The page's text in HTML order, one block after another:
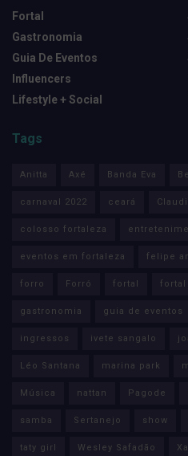
Fortal
Gastronomia
Guia De Eventos
Influencers
Lifestyle + Social
Tags
Anitta Axé Banda Eva
carnaval 2022 ceará
colosso fortaleza
eventos em fortaleza felipe
forro Forró fortal fortal
gastronomia guia de eventos
ingressos ivete sangalo
Léo Santana marina park
Música nattan Pagode
samba Sertanejo show
taty girl Wesley Safadão